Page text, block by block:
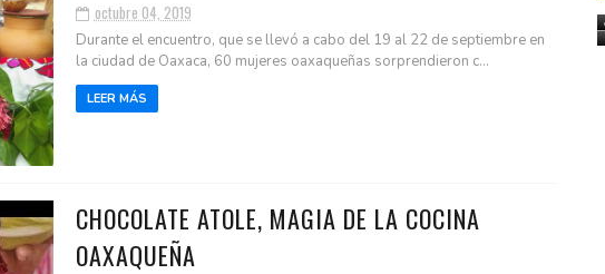
octubre 04, 2019
Durante el encuentro, que se llevó a cabo del 19 al 22 de septiembre en
la ciudad de Oaxaca, 60 mujeres oaxaqueñas sorprendieron c...
LEER MÁS
CHOCOLATE ATOLE, MAGIA DE LA COCINA
OAXAQUEÑA